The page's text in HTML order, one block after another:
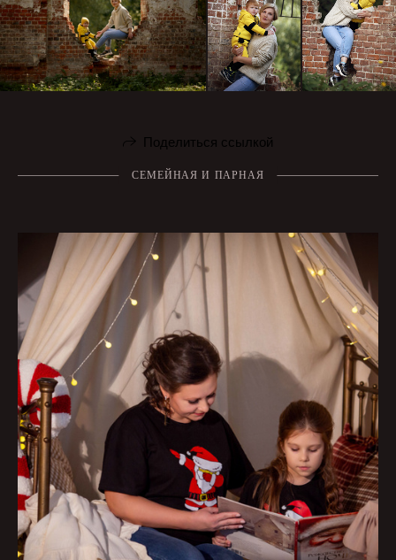
Поделиться ссылкой
СЕМЕЙНАЯ И ПАРНАЯ